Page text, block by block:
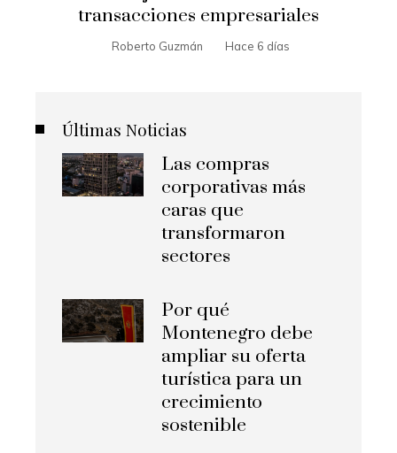
transacciones empresariales
Roberto Guzmán Hace 6 días
Últimas Noticias
Las compras
corporativas más
caras que
transformaron
sectores
Por qué
Montenegro debe
ampliar su oferta
turística para un
crecimiento
sostenible